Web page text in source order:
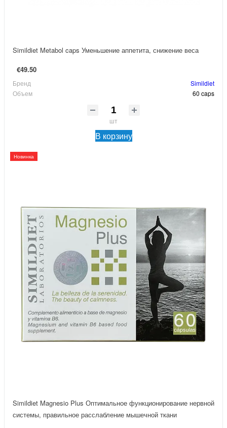
Simildiet Metabol caps Уменьшение аппетита, снижение веса
€49.50
Бренд
Simildiet
Объем
60 caps
шт
В корзину
Новинка
Simildiet Magnesio Plus Оптимальное функционирование нервной
системы, правильное расслабление мышечной ткани